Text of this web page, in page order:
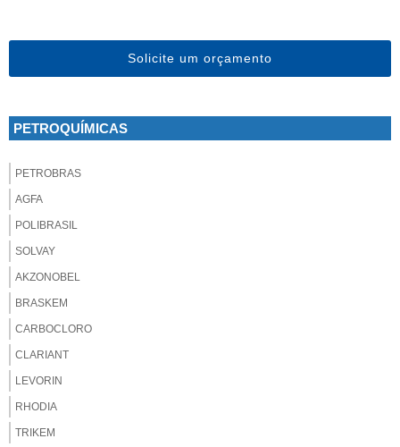
Solicite um orçamento
PETROQUÍMICAS
PETROBRAS
AGFA
POLIBRASIL
SOLVAY
AKZONOBEL
BRASKEM
CARBOCLORO
CLARIANT
LEVORIN
RHODIA
TRIKEM